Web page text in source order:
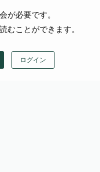
が必要です。
むことができます。
ログイン